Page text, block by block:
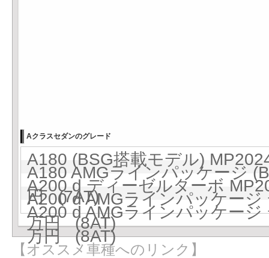
Aクラスセダンのグレード
A180 (BSG搭載モデル)
A180 AMGラインパッケージ
円 (7AT)
A200 d ディーゼルターボ
A200 d AMGラインパッケー
万円 (8AT)
A200 d AMGラインパッケー
万円 (8AT)
【オススメ車種へのリンク】